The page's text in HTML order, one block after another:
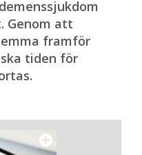
Genom att
framför
tiden för